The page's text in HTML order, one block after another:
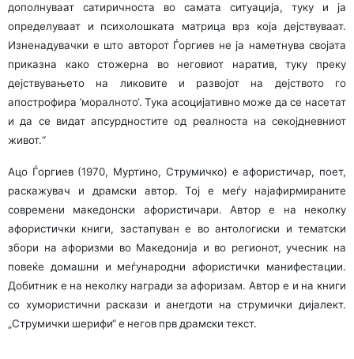
дополнуваат сатиричноста во самата ситуација, туку и ја
определуваат и психолошката матрица врз која дејствуваат.
Изненадувачки е што авторот Ѓоргиев не ја наметнува својата
приказна како стожерна во неговиот наратив, туку преку
дејствувањето на ликовите и развојот на дејството го
апострофира ’моралното‘. Тука асоцијативно може да се насетат
и да се видат апсурдностите од реалноста на секојдневниот
живот.“
Ацо Ѓоргиев (1970, Муртино, Струмичко) е афористичар, поет,
раскажувач и драмски автор. Тој е меѓу најафирмираните
современи македонски афористичари. Автор е на неколку
афористички книги, застапуван е во антологиски и тематски
збори на афоризми во Македонија и во регионот, учесник на
повеќе домашни и меѓународни афористички манифестации.
Добитник е на неколку награди за афоризам. Автор е и на книги
со хумористични раскази и анегдоти на струмички дијалект.
„Струмички шерифи“ е негов прв драмски текст.